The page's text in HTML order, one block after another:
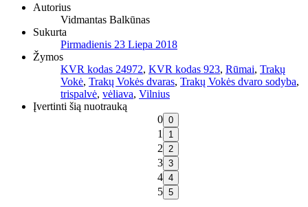
Autorius
Vidmantas Balkūnas
Sukurta
Pirmadienis 23 Liepa 2018
Žymos
KVR kodas 24972, KVR kodas 923, Rūmai, Trakų
Vokė, Trakų Vokės dvaras, Trakų Vokės dvaro sodyba,
trispalvė, vėliava, Vilnius
Įvertinti šią nuotrauką
0
1
2
3
4
5